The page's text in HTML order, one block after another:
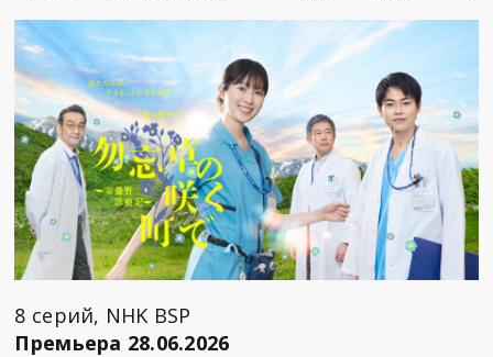
8 серий, NHK BSP
Премьера 28.06.2026